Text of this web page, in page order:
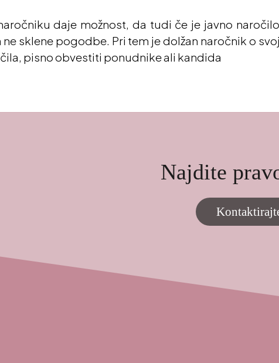
daje možnost, da tudi če je javno
sklene pogodbe. Pri tem je dolžan naročnik o
pisno obvestiti ponudnike ali kandida
Najdite